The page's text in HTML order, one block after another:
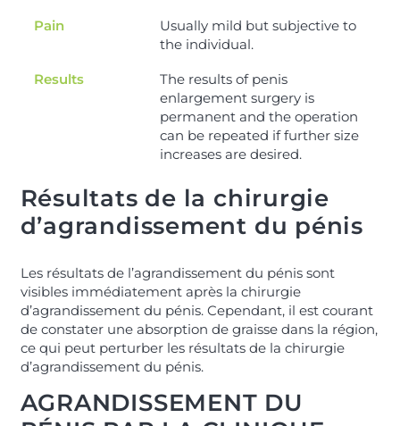
Pain
Usually mild but subjective to
the individual.
Results
The results of penis
enlargement surgery is
permanent and the operation
can be repeated if further size
increases are desired.
Résultats de la chirurgie
d’agrandissement du pénis
Les résultats de l’agrandissement du pénis sont
visibles immédiatement après la chirurgie
d’agrandissement du pénis. Cependant, il est courant
de constater une absorption de graisse dans la région,
ce qui peut perturber les résultats de la chirurgie
d’agrandissement du pénis.
AGRANDISSEMENT DU